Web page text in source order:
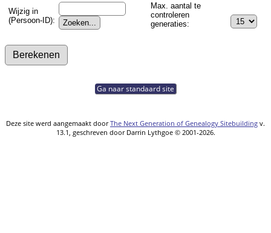
Wijzig in
(Persoon-ID):
Max. aantal te
controleren
generaties:
Ga naar standaard site
Deze site werd aangemaakt doorThe Next Generation of Genealogy Sitebuilding v.
13.1, geschreven door Darrin Lythgoe © 2001-2026.